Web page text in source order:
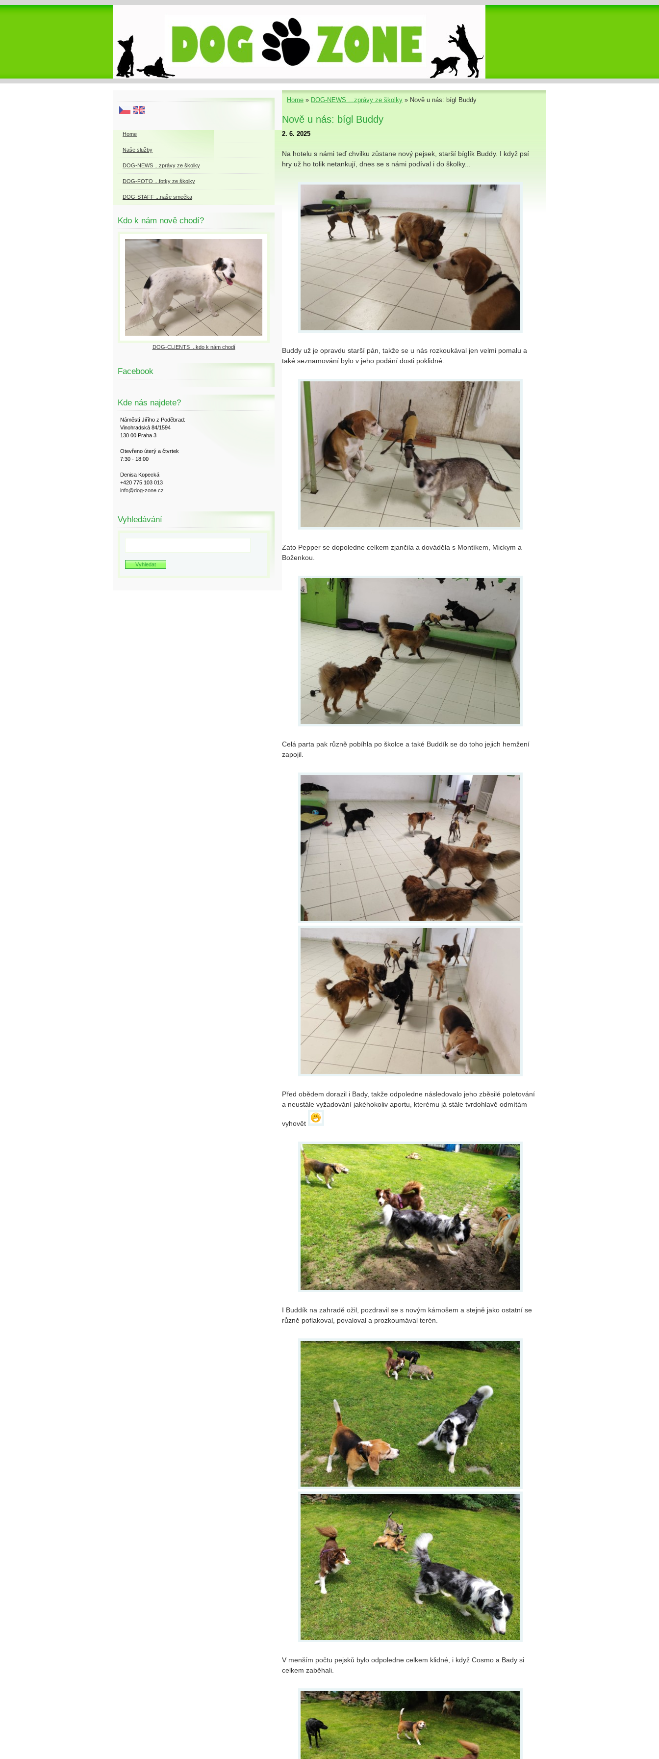
Home » DOG-NEWS ...zprávy ze školky » Nově u nás: bígl Buddy
Nově u nás: bígl Buddy
2. 6. 2025
Na hotelu s námi teď chvilku zůstane nový pejsek, starší bíglík Buddy. I když psí
hry už ho tolik netankují, dnes se s námi podíval i do školky...
Buddy už je opravdu starší pán, takže se u nás rozkoukával jen velmi pomalu a
také seznamování bylo v jeho podání dosti poklidné.
Zato Pepper se dopoledne celkem zjančila a dováděla s Montíkem, Mickym a
Boženkou.
Celá parta pak různě pobíhla po školce a také Buddík se do toho jejich hemžení
zapojil.
Před obědem dorazil i Bady, takže odpoledne následovalo jeho zběsilé poletování
a neustále vyžadování jakéhokoliv aportu, kterému já stále tvrdohlavě odmítám
vyhovět
I Buddík na zahradě ožil, pozdravil se s novým kámošem a stejně jako ostatní se
různě poflakoval, povaloval a prozkoumával terén.
V menším počtu pejsků bylo odpoledne celkem klidné, i když Cosmo a Bady si
celkem zaběhali.
Home
Naše služby
DOG-NEWS ...zprávy ze školky
DOG-FOTO ...fotky ze školky
DOG-STAFF ...naše smečka
Kdo k nám nově chodí?
DOG-CLIENTS ...kdo k nám chodí
Facebook
Kde nás najdete?
Náměstí Jiřího z Poděbrad:
Vinohradská 84/1594
130 00 Praha 3
Otevřeno úterý a čtvrtek
7:30 - 18:00
Denisa Kopecká
+420 775 103 013
info@dog-zone.cz
Vyhledávání